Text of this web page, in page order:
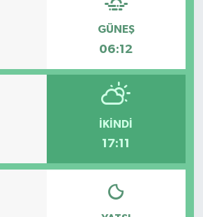
GÜNEŞ
06:12
İKINDI
17:11